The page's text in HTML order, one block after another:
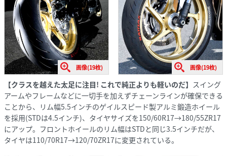
画像(19枚) 画像(19枚)
【クラスを越えた太足に注目! これで純正よりも軽いのだ】 スイング
アームやフレームなどに一切手を加えずチェーンラインが確保できる
ことから、リム幅5.5インチのゲイルスピード製アルミ鍛造ホイール
を採用(STDは4.5インチ)、タイヤサイズを150/60R17→180/55ZR17
にアップ。フロントホイールのリム幅はSTDと同じ3.5インチだが、
タイヤは110/70R17→120/70ZR17に変更されている。